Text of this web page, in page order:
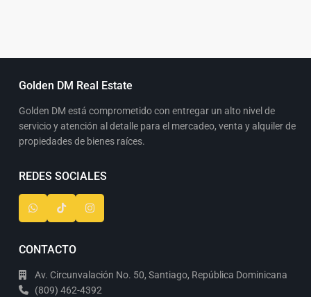
Golden DM Real Estate
Golden DM está comprometido con entregar un alto nivel de
servicio y atención al detalle para el mercadeo, venta y alquiler de
propiedades de bienes raíces.
REDES SOCIALES
CONTACTO
Av. Circunvalación No. 50, Santiago, República Dominicana
(809) 462-4392